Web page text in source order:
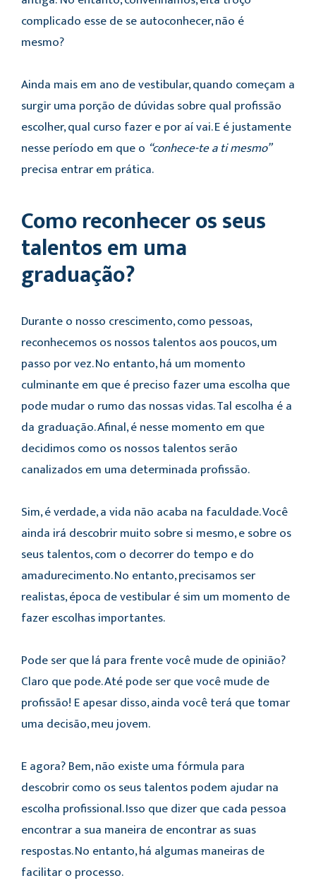
complicado esse de se autoconhecer, não é
mesmo?
Ainda mais em ano de vestibular, quando começam a
surgir uma porção de dúvidas sobre qual profissão
escolher, qual curso fazer e por aí vai. E é justamente
nesse período em que o “conhece-te a ti mesmo”
precisa entrar em prática.
Como reconhecer os seus
talentos em uma
graduação?
Durante o nosso crescimento, como pessoas,
reconhecemos os nossos talentos aos poucos, um
passo por vez. No entanto, há um momento
culminante em que é preciso fazer uma escolha que
pode mudar o rumo das nossas vidas. Tal escolha é a
da graduação. Afinal, é nesse momento em que
decidimos como os nossos talentos serão
canalizados em uma determinada profissão.
Sim, é verdade, a vida não acaba na faculdade. Você
ainda irá descobrir muito sobre si mesmo, e sobre os
seus talentos, com o decorrer do tempo e do
amadurecimento. No entanto, precisamos ser
realistas, época de vestibular é sim um momento de
fazer escolhas importantes.
Pode ser que lá para frente você mude de opinião?
Claro que pode. Até pode ser que você mude de
profissão! E apesar disso, ainda você terá que tomar
uma decisão, meu jovem.
E agora? Bem, não existe uma fórmula para
descobrir como os seus talentos podem ajudar na
escolha profissional. Isso que dizer que cada pessoa
encontrar a sua maneira de encontrar as suas
respostas. No entanto, há algumas maneiras de
facilitar o processo.